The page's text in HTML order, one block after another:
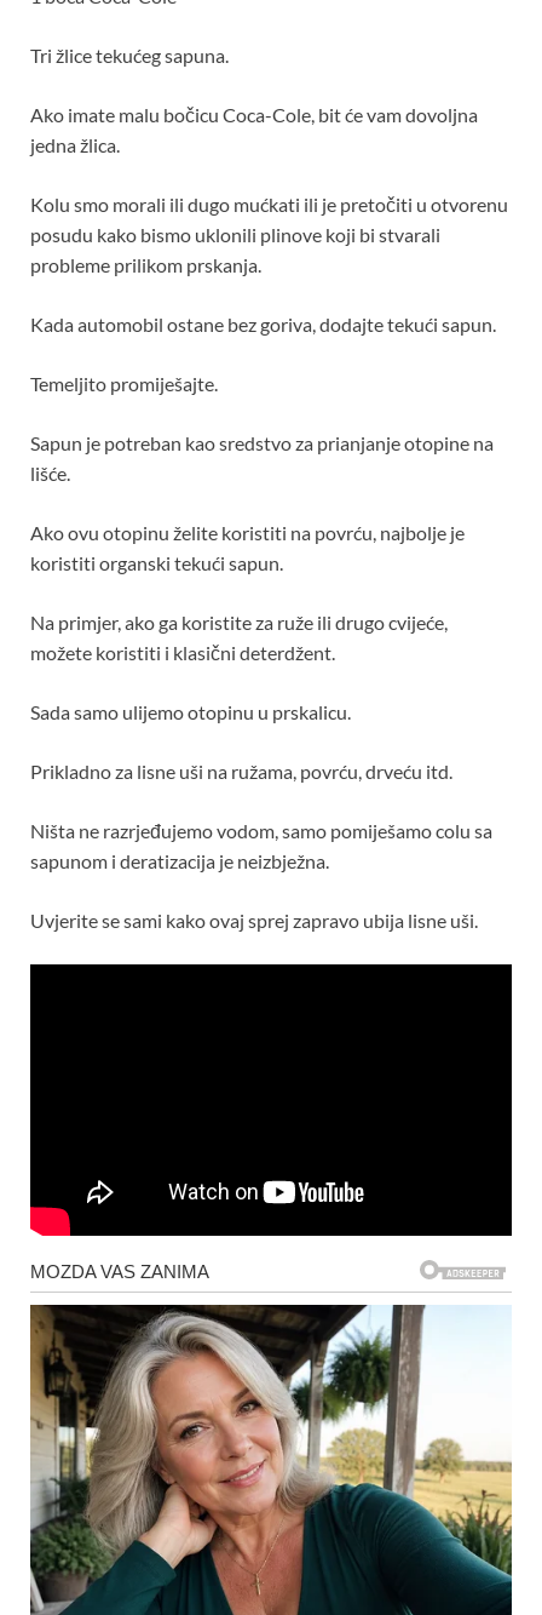
Tri žlice tekućeg sapuna.
Ako imate malu bočicu Coca-Cole, bit će vam dovoljna
jedna žlica.
Kolu smo morali ili dugo mućkati ili je pretočiti u otvorenu
posudu kako bismo uklonili plinove koji bi stvarali
probleme prilikom prskanja.
Kada automobil ostane bez goriva, dodajte tekući sapun.
Temeljito promiješajte.
Sapun je potreban kao sredstvo za prianjanje otopine na
lišće.
Ako ovu otopinu želite koristiti na povrću, najbolje je
koristiti organski tekući sapun.
Na primjer, ako ga koristite za ruže ili drugo cvijeće,
možete koristiti i klasični deterdžent.
Sada samo ulijemo otopinu u prskalicu.
Prikladno za lisne uši na ružama, povrću, drveću itd.
Ništa ne razrjeđujemo vodom, samo pomiješamo colu sa
sapunom i deratizacija je neizbježna.
Uvjerite se sami kako ovaj sprej zapravo ubija lisne uši.